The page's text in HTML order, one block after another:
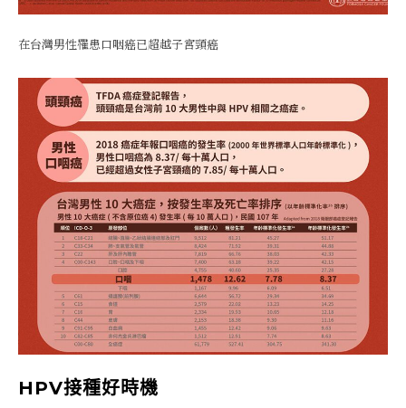
在台灣男性罹患口咽癌已超越子宮頸癌
HPV接種好時機